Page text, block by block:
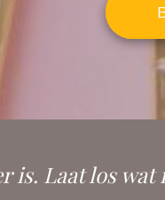
is. Laat los